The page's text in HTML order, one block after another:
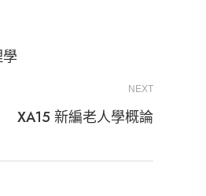
NEXT
XA15 新編老人學概論